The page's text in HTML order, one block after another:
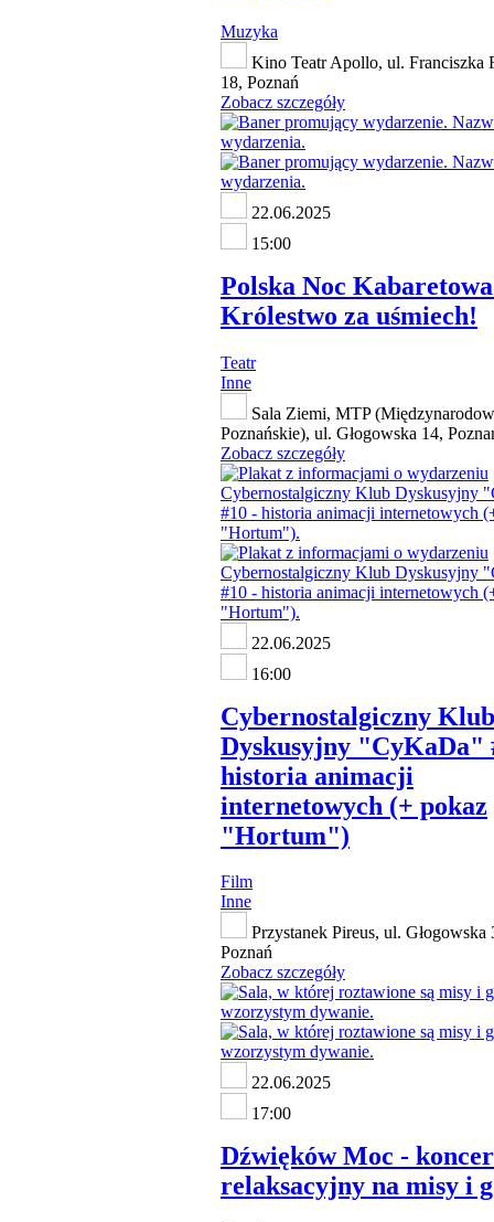
Muzyka
Kino Teatr Apollo, ul. Franciszka
18, Poznań
Zobacz szczegóły
22.06.2025
15:00
Polska Noc
Królestwo za uśmiech!
Teatr
Inne
Sala Ziemi, MTP
Poznańskie), ul. Głogowska 14,
Zobacz szczegóły
22.06.2025
16:00
Cybernostalgiczny Klub
Dyskusyjny "CyKaDa"
historia animacji
internetowych (+ pokaz
"Hortum")
Film
Inne
Przystanek Pireus, ul. Głogowska
Poznań
Zobacz szczegóły
22.06.2025
17:00
Dźwięków Moc -
relaksacyjny na misy i